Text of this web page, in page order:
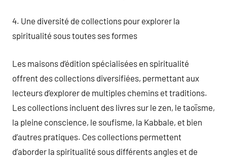
4. Une diversité de collections pour explorer la
spiritualité sous toutes ses formes
Les maisons d’édition spécialisées en spiritualité
offrent des collections diversifiées, permettant aux
lecteurs d’explorer de multiples chemins et traditions.
Les collections incluent des livres sur le zen, le taoïsme,
la pleine conscience, le soufisme, la Kabbale, et bien
d’autres pratiques. Ces collections permettent
d’aborder la spiritualité sous différents angles et de